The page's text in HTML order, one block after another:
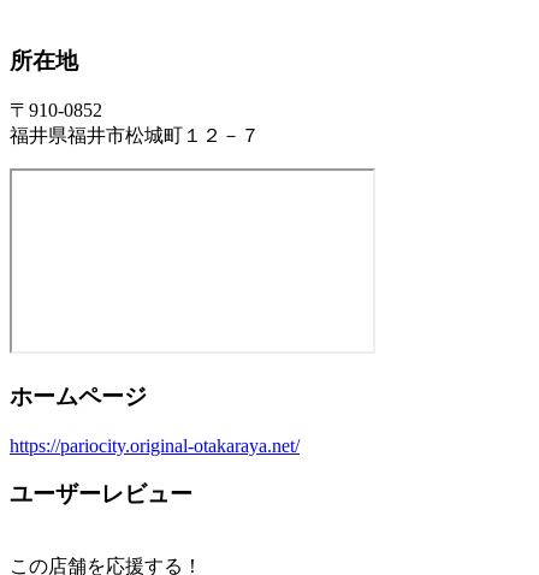
所在地
〒910-0852
福井県福井市松城町１２－７
ホームページ
https://pariocity.original-otakaraya.net/
ユーザーレビュー
この店舗を応援する！